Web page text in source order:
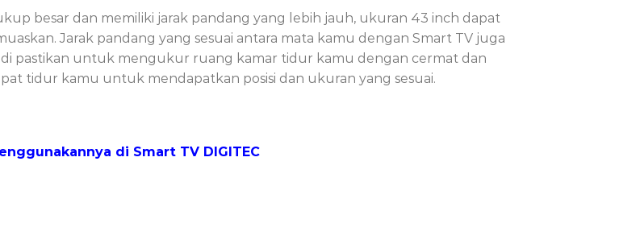
besar dan memiliki jarak pandang yang lebih jauh, ukuran 43 inch dapat
Jarak pandang yang sesuai antara mata kamu dengan Smart TV juga
pastikan untuk mengukur ruang kamar tidur kamu dengan cermat dan
tidur kamu untuk mendapatkan posisi dan ukuran yang sesuai.
di Smart TV DIGITEC